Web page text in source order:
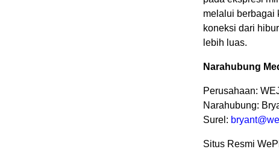
melalui berbagai
koneksi dari
lebih luas.
Narahubung
Perusahaan:
Narahubung:
Surel:
Situs Resmi